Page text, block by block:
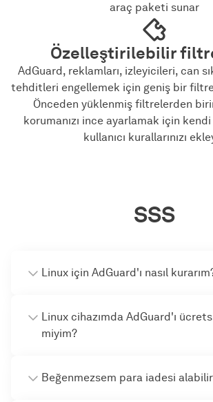
araç paketi sunar
Özelleştirilebilir
AdGuard, reklamları, izleyicileri, can
tehditleri engellemek için geniş bir
Önceden yüklenmiş filtrelerden
korumanızı ince ayarlamak için
kullanıcı kurallarınızı
SSS
Linux için AdGuard'ı nasıl
Linux cihazımda AdGuard'ı
miyim?
Beğenmezsem para iadesi